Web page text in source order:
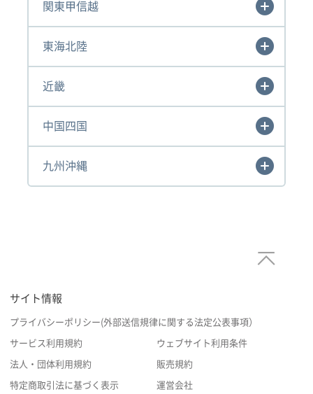
関東甲信越
東海北陸
近畿
中国四国
九州沖縄
サイト情報
プライバシーポリシー(外部送信規律に関する法定公表事項）
サービス利用規約 ウェブサイト利用条件
法人・団体利用規約 販売規約
特定商取引法に基づく表示 運営会社